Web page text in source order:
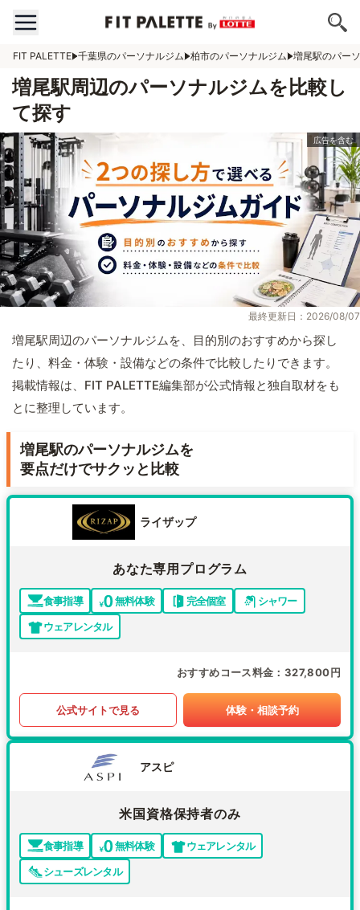
FIT PALETTE 千葉県のパーソナルジム 柏市のパーソナルジム 増尾駅のパー
増尾駅周辺のパーソナルジムを比較し
て探す
最終更新日：2026/08/07
増尾駅周辺のパーソナルジムを、目的別のおすすめから探し
たり、料金・体験・設備などの条件で比較したりできます。
掲載情報は、FIT PALETTE編集部が公式情報と独自取材をも
とに整理しています。
増尾駅のパーソナルジムを
要点だけでサクッと比較
ライザップ
あなた専用プログラム
食事指導 無料体験 完全個室
シャワー
ウェアレンタル
おすすめコース料金 327,800円
公式サイトで見る 体験・相談予約
アスピ
米国資格保持者のみ
食事指導 無料体験
ウェアレンタル
シューズレンタル